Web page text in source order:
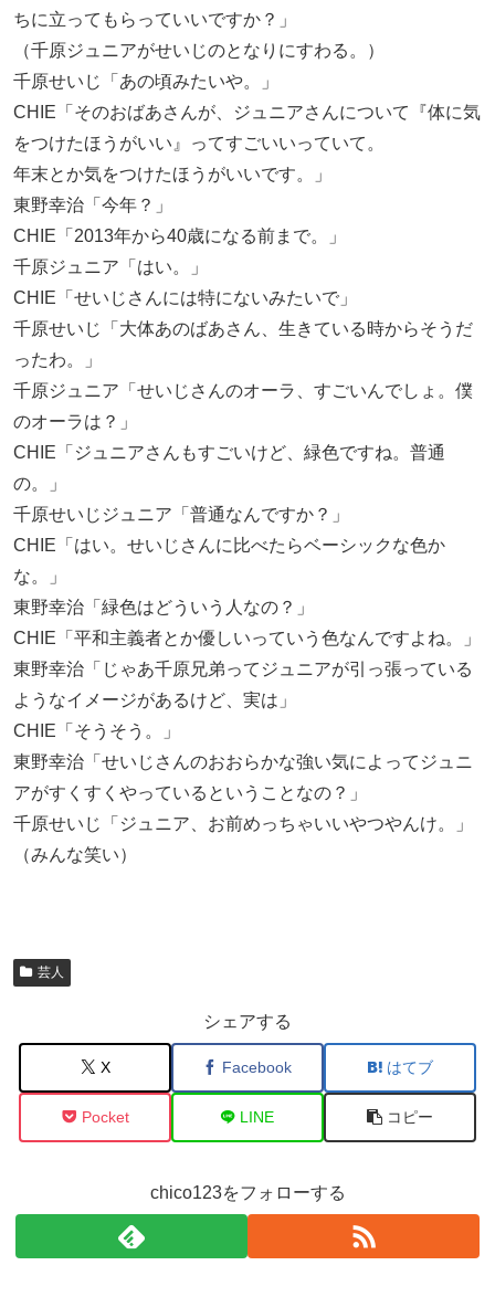
ちに立ってもらっていいですか？」
（千原ジュニアがせいじのとなりにすわる。）
千原せいじ「あの頃みたいや。」
CHIE「そのおばあさんが、ジュニアさんについて『体に気
をつけたほうがいい』ってすごいいっていて。
年末とか気をつけたほうがいいです。」
東野幸治「今年？」
CHIE「2013年から40歳になる前まで。」
千原ジュニア「はい。」
CHIE「せいじさんには特にないみたいで」
千原せいじ「大体あのばあさん、生きている時からそうだ
ったわ。」
千原ジュニア「せいじさんのオーラ、すごいんでしょ。僕
のオーラは？」
CHIE「ジュニアさんもすごいけど、緑色ですね。普通
の。」
千原せいじジュニア「普通なんですか？」
CHIE「はい。せいじさんに比べたらベーシックな色か
な。」
東野幸治「緑色はどういう人なの？」
CHIE「平和主義者とか優しいっていう色なんですよね。」
東野幸治「じゃあ千原兄弟ってジュニアが引っ張っている
ようなイメージがあるけど、実は」
CHIE「そうそう。」
東野幸治「せいじさんのおおらかな強い気によってジュニ
アがすくすくやっているということなの？」
千原せいじ「ジュニア、お前めっちゃいいやつやんけ。」
（みんな笑い）
芸人
シェアする
X Facebook はてブ
Pocket LINE コピー
chico123をフォローする